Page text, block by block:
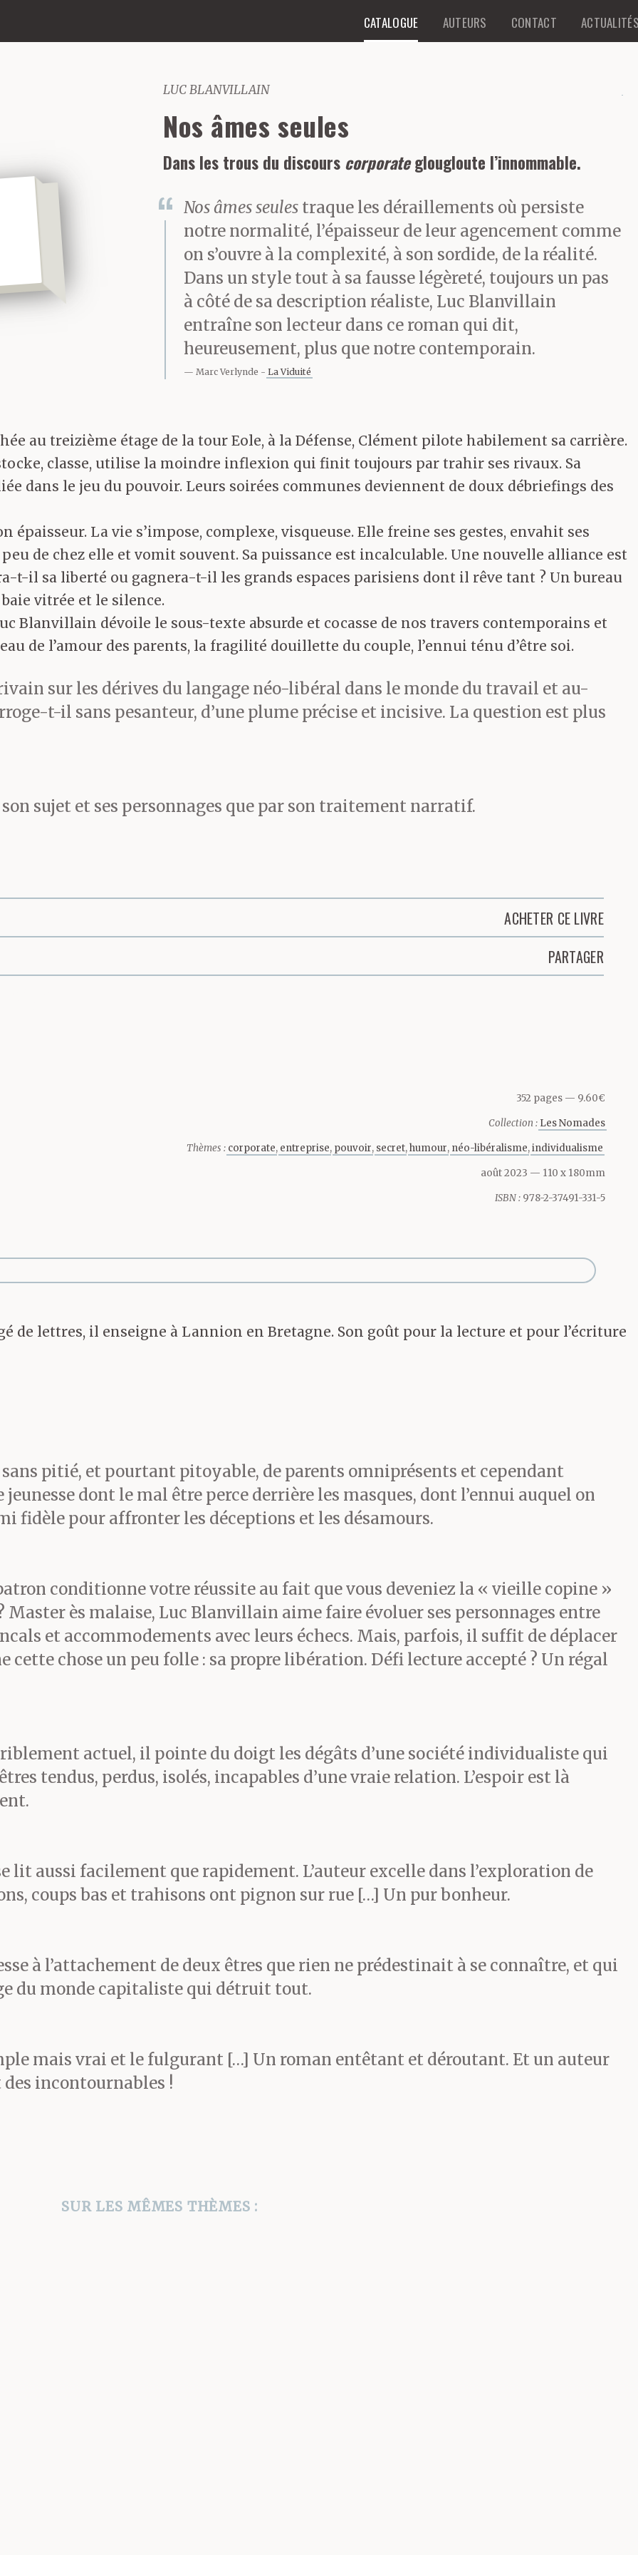
CATALOGUE AUTEURS CONTACT
LUC BLANVILLAIN
Nos âmes seules
Dans les trous du discours corporateglougloute l’innommable.
Nos âmes seules traque les déraillements où persiste
notre normalité, l’épaisseur de leur agencement comme
on s’ouvre à la complexité, à son sordide, de la réalité.
Dans un style tout à sa fausse légèreté, toujours un pas
à côté de sa description réaliste, Luc Blanvillain
entraîne son lecteur dans ce roman qui dit,
heureusement, plus que notre contemporain.
Marc Verlynde La Viduité
au treizième étage de la tour Eole, à la Défense, Clément pilote habilement sa carrière.
classe, utilise la moindre inflexion qui finit toujours par trahir ses rivaux. Sa
dans le jeu du pouvoir. Leurs soirées communes deviennent de doux débriefings des
épaisseur. La vie s’impose, complexe, visqueuse. Elle freine ses gestes, envahit ses
de chez elle et vomit souvent. Sa puissance est incalculable. Une nouvelle alliance est
t-il sa liberté ou gagnera-t-il les grands espaces parisiens dont il rêve tant ? Un bureau
vitrée et le silence.
Blanvillain dévoile le sous-texte absurde et cocasse de nos travers contemporains et
de l’amour des parents, la fragilité douillette du couple, l’ennui ténu d’être soi.
sur les dérives du langage néo-libéral dans le monde du travail et au-
t-il sans pesanteur, d’une plume précise et incisive. La question est plus
sujet et ses personnages que par son traitement narratif.
ACHETER CE LIVRE
PARTAGER
352 pages 9.60€
Collection : Les Nomades
Thèmes : corporate entreprise pouvoir secret humour néo-libéralisme individualisme
août 2023 — 110 x 180mm
ISBN : 978-2-37491-331-5
de lettres, il enseigne à Lannion en Bretagne. Son goût pour la lecture et pour l’écriture
sans pitié, et pourtant pitoyable, de parents omniprésents et cependant
dont le mal être perce derrière les masques, dont l’ennui auquel on
fidèle pour affronter les déceptions et les désamours.
conditionne votre réussite au fait que vous deveniez la « vieille copine »
Master ès malaise, Luc Blanvillain aime faire évoluer ses personnages entre
et accommodements avec leurs échecs. Mais, parfois, il suffit de déplacer
cette chose un peu folle : sa propre libération. Défi lecture accepté ? Un régal
actuel, il pointe du doigt les dégâts d’une société individualiste qui
tendus, perdus, isolés, incapables d’une vraie relation. L’espoir est là
aussi facilement que rapidement. L’auteur excelle dans l’exploration de
coups bas et trahisons ont pignon sur rue […] Un pur bonheur.
à l’attachement de deux êtres que rien ne prédestinait à se connaître, et qui
du monde capitaliste qui détruit tout.
mais vrai et le fulgurant […] Un roman entêtant et déroutant. Et un auteur
incontournables !
SUR LES MÊMES THÈMES :